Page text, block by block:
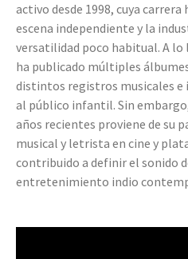
activo desde 1998, cuya
escena independiente y la
versatilidad poco habitual. A lo
ha publicado múltiples
distintos registros musicales e
al público infantil. Sin
años recientes proviene de su
musical y letrista en cine y
contribuido a definir el sonido
entretenimiento indio